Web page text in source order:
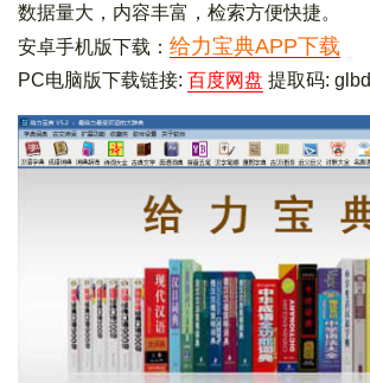
数据量大，内容丰富，检索方便快捷。
安卓手机版下载： 给力宝典APP下载
PC电脑版下载链接: 百度网盘 提取码: glbd